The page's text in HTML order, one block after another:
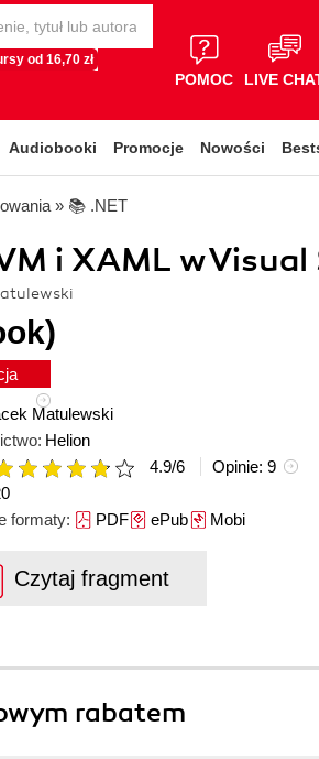
od 16,70 zł
POMOC LIVE
Audiobooki Promocje Nowości
» 📚 .NET
i XAML w
Matulewski
Helion
4.9/6 Opinie: 9
formaty: PDFePubMobi
Czytaj fragment
rabatem